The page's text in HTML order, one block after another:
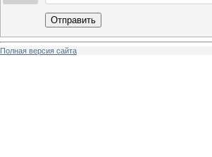
Отправить
Полная версия сайта